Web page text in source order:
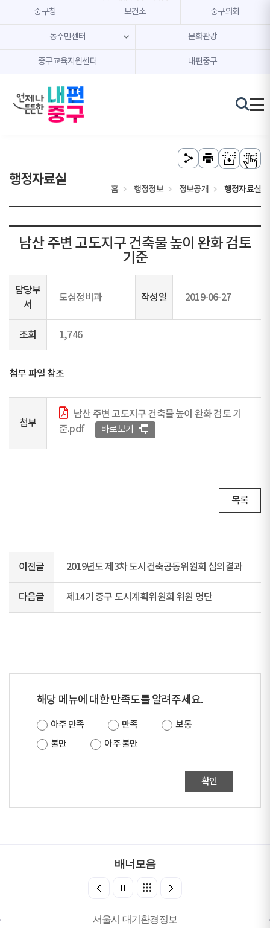
본문 내용 바로가기
주메뉴 바로가기
중구청 보건소 중구의회
동주민센터 문화관광
중구교육지원센터 내편중구
행정자료실
홈 행정정보 정보공개 행정자료실
남산 주변 고도지구 건축물 높이 완화 검토
기준
담당부
서
도심정비과 작성일 2019-06-27
조회 1,746
첨부 파일 참조
첨부
남산 주변 고도지구 건축물 높이 완화 검토 기
준.pdf
바로보기
목록
이전글 2019년도 제3차 도시건축공동위원회 심의결과
다음글 제14기 중구 도시계획위원회 위원 명단
해당 메뉴에 대한 만족도를 알려주세요.
아주 만족 만족
보통
불만
아주 불만
확인
배너모음
서울시 대기환경정보